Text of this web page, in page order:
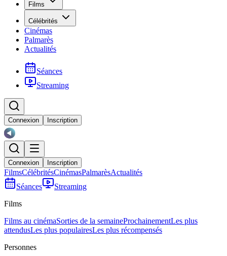
Films
Célébrités
Cinémas
Palmarès
Actualités
Séances
Streaming
Connexion Inscription
Connexion Inscription
FilmsCélébritésCinémasPalmarèsActualités
Séances
Streaming
Films
Films au cinémaSorties de la semaineProchainementLes plus
attendusLes plus populairesLes plus récompensés
Personnes